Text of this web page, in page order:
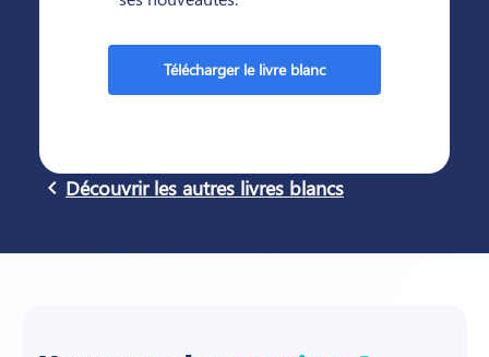
navigate_before Découvrir les autres livres blancs